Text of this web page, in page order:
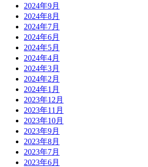
2024年9月
2024年8月
2024年7月
2024年6月
2024年5月
2024年4月
2024年3月
2024年2月
2024年1月
2023年12月
2023年11月
2023年10月
2023年9月
2023年8月
2023年7月
2023年6月